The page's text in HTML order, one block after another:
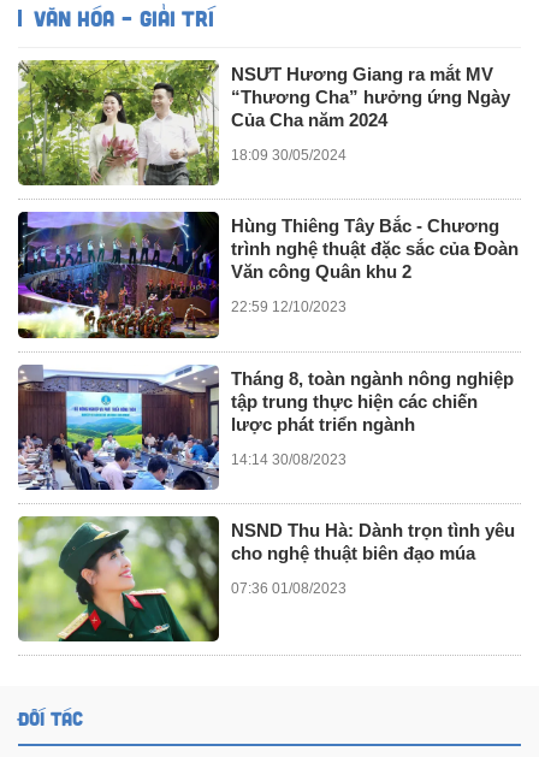
VĂN HÓA – GIẢI TRÍ
NSƯT Hương Giang ra mắt MV
“Thương Cha” hưởng ứng Ngày
Của Cha năm 2024
18:09 30/05/2024
Hùng Thiêng Tây Bắc - Chương
trình nghệ thuật đặc sắc của Đoàn
Văn công Quân khu 2
22:59 12/10/2023
Tháng 8, toàn ngành nông nghiệp
tập trung thực hiện các chiến
lược phát triển ngành
14:14 30/08/2023
NSND Thu Hà: Dành trọn tình yêu
cho nghệ thuật biên đạo múa
07:36 01/08/2023
ĐỐI TÁC